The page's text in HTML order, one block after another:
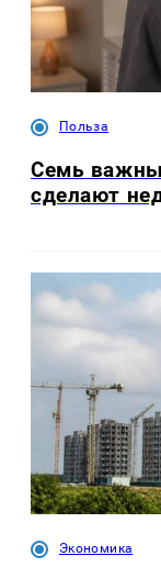
Польза
Семь
сделают
Экономика